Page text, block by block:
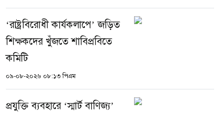
‘রাষ্ট্রবিরোধী কার্যকলাপে’ জড়িত
শিক্ষকদের খুঁজতে শাবিপ্রবিতে
কমিটি
০৯-০৮-২০২৬ ০৮:১৩ পিএম
প্রযুক্তি ব্যবহারে ‘স্মার্ট বাণিজ্য’